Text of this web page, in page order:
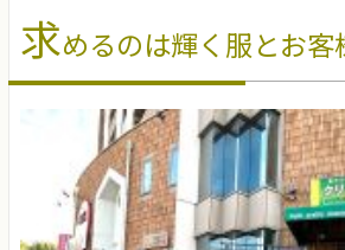
求めるのは輝く服とお客